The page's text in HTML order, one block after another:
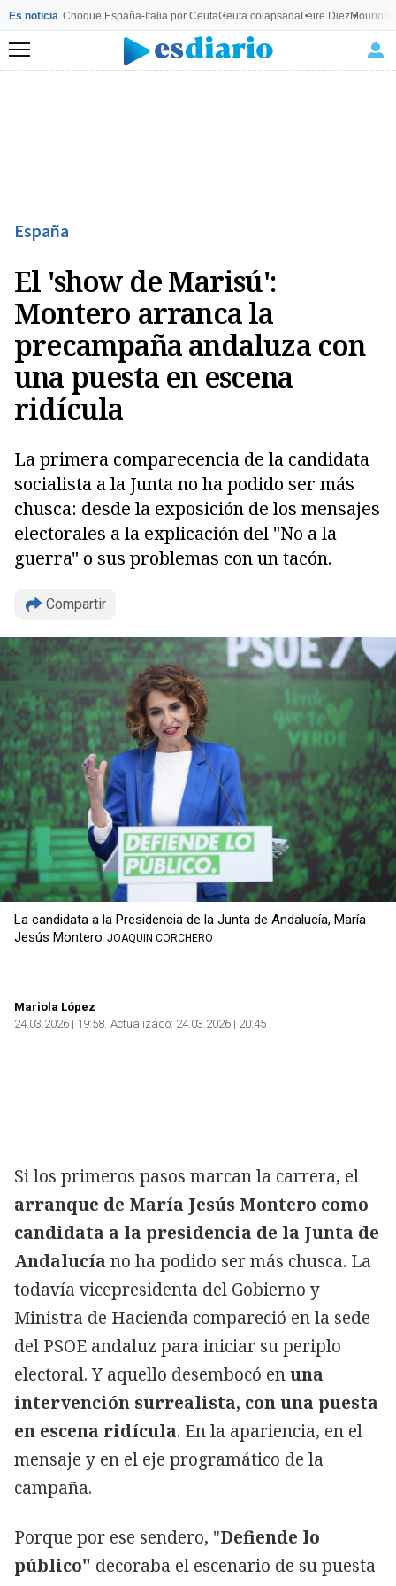
Es noticia Choque España-Italia por CeutaCeuta colapsadaLeire Diez
Menú
España
El 'show de Marisú':
Montero arranca la
precampaña andaluza con
una puesta en escena
ridícula
La primera comparecencia de la candidata
socialista a la Junta no ha podido ser más
chusca: desde la exposición de los mensajes
electorales a la explicación del "No a la
guerra" o sus problemas con un tacón.
Compartir
Copiar
La candidata a la Presidencia de la Junta de Andalucía, María
Jesús Montero JOAQUIN CORCHERO
Mariola López
24.03.2026 | 19:58 Actualizado: 24.03.2026 | 20:45
Si los primeros pasos marcan la carrera, el
arranque de María Jesús Montero como
candidata a la presidencia de la Junta de
Andalucía no ha podido ser más chusca. La
todavía vicepresidenta del Gobierno y
Ministra de Hacienda compareció en la sede
del PSOE andaluz para iniciar su periplo
electoral. Y aquello desembocó enuna
intervención surrealista, con una puesta
en escena ridícula. En la apariencia, en el
mensaje y en el eje programático de la
campaña.
Porque por ese sendero, "Defiende lo
público" decoraba el escenario de su puesta